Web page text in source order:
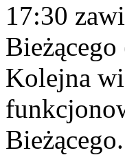
17:30
Kolejna